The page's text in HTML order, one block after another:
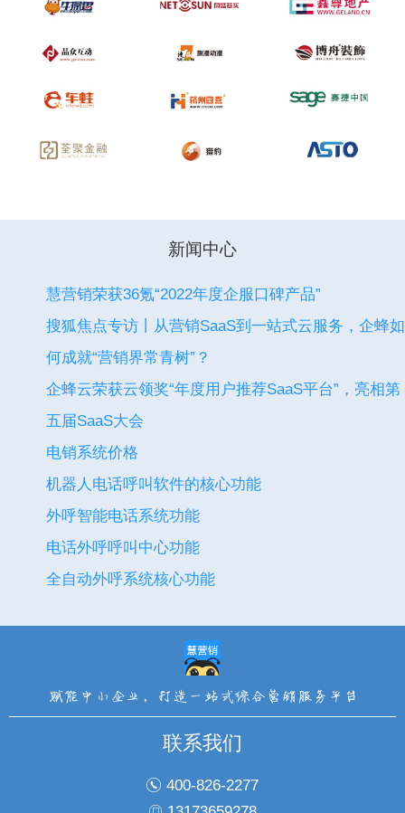
新闻中心
慧营销荣获36氪“2022年度企服口碑产品”
搜狐焦点专访丨从营销SaaS到一站式云服务，企蜂如
何成就“营销界常青树”？
企蜂云荣获云领奖“年度用户推荐SaaS平台”，亮相第
五届SaaS大会
电销系统价格
机器人电话呼叫软件的核心功能
外呼智能电话系统功能
电话外呼呼叫中心功能
全自动外呼系统核心功能
联系我们
400-826-2277